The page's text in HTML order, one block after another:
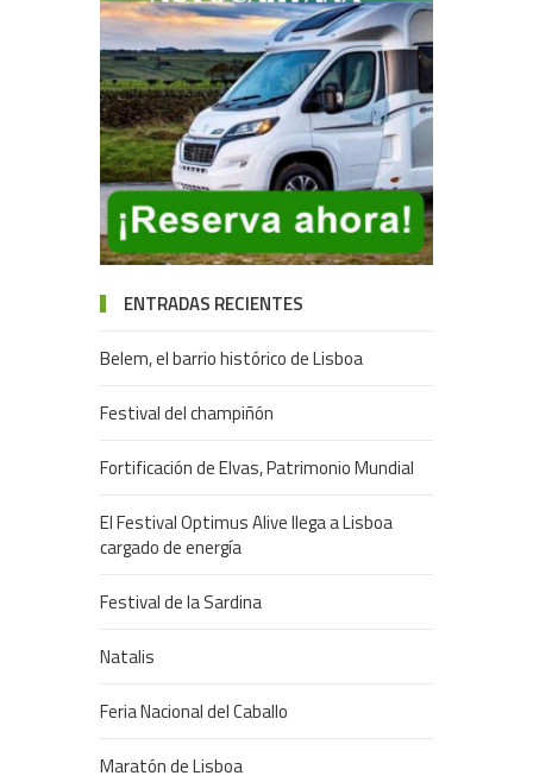
ENTRADAS RECIENTES
Belem, el barrio histórico de Lisboa
Festival del champiñón
Fortificación de Elvas, Patrimonio Mundial
El Festival Optimus Alive llega a Lisboa
cargado de energía
Festival de la Sardina
Natalis
Feria Nacional del Caballo
Maratón de Lisboa